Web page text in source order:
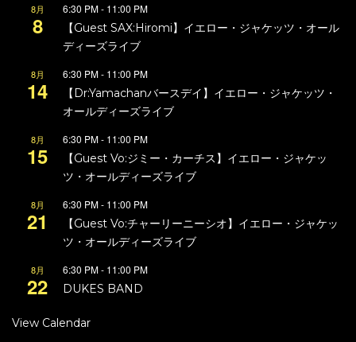
8月
8
6:30 PM- 11:00 PM
【Guest SAX:Hiromi】イエロー・ジャケッツ・オール
ディーズライブ
8月
14
6:30 PM- 11:00 PM
【Dr:Yamachanバースデイ】イエロー・ジャケッツ・
オールディーズライブ
8月
15
6:30 PM- 11:00 PM
【Guest Vo:ジミー・カーチス】イエロー・ジャケッ
ツ・オールディーズライブ
8月
21
6:30 PM- 11:00 PM
【Guest Vo:チャーリーニーシオ】イエロー・ジャケッ
ツ・オールディーズライブ
8月
22
6:30 PM- 11:00 PM
DUKES BAND
View Calendar